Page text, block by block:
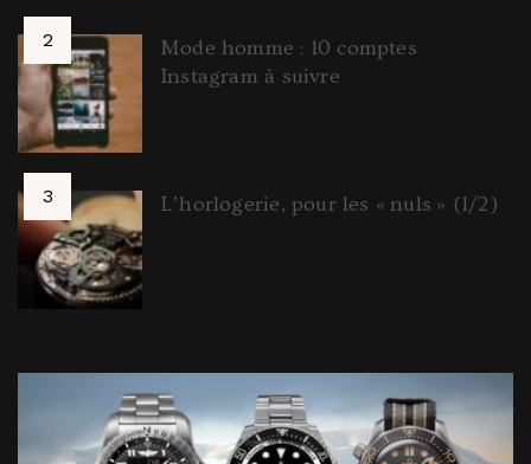
Mode homme : 10 comptes
Instagram à suivre
L’horlogerie, pour les « nuls » (1/2)